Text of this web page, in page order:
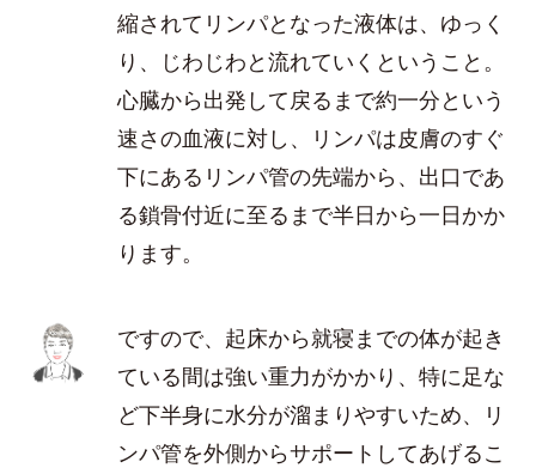
縮されてリンパとなった液体は、ゆっく
り、じわじわと流れていくということ。
心臓から出発して戻るまで約一分という
速さの血液に対し、リンパは皮膚のすぐ
下にあるリンパ管の先端から、出口であ
る鎖骨付近に至るまで半日から一日かか
ります。
ですので、起床から就寝までの体が起き
ている間は強い重力がかかり、特に足な
ど下半身に水分が溜まりやすいため、リ
ンパ管を外側からサポートしてあげるこ